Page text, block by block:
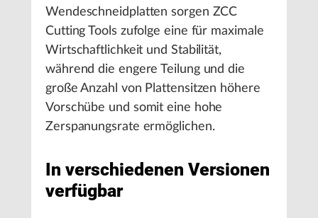
Wendeschneidplatten sorgen ZCC
Cutting Tools zufolge eine für maximale
Wirtschaftlichkeit und Stabilität,
während die engere Teilung und die
große Anzahl von Plattensitzen höhere
Vorschübe und somit eine hohe
Zerspanungsrate ermöglichen.
In verschiedenen Versionen
verfügbar